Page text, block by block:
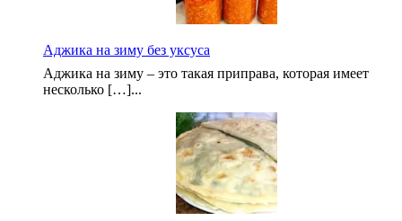
Аджика на зиму без уксуса
Аджика на зиму – это такая приправа, которая имеет
несколько […]...